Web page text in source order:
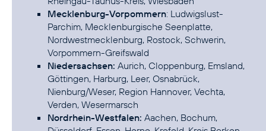
Mecklenburg-Vorpommern: Ludwigslust-
Parchim, Mecklenburgische Seenplatte,
Nordwestmecklenburg, Rostock, Schwerin,
Vorpommern-Greifswald
Niedersachsen: Aurich, Cloppenburg, Emsland,
Göttingen, Harburg, Leer, Osnabrück,
Nienburg/Weser, Region Hannover, Vechta,
Verden, Wesermarsch
Nordrhein-Westfalen: Aachen, Bochum,